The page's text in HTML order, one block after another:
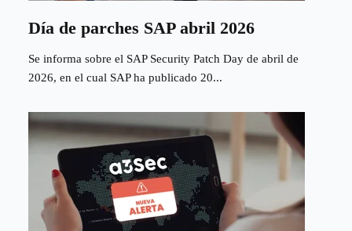
Día de parches SAP abril 2026
Se informa sobre el SAP Security Patch Day de abril de
2026, en el cual SAP ha publicado 20...